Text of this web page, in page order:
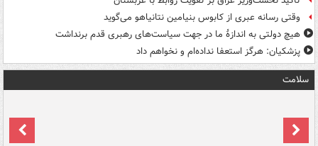
وقتی رسانه عبری از کابوس بنیامین نتانیاهو می‌گوید
هیچ دولتی به اندازۀ ما در جهت سیاست‌های رهبری قدم برنداشت
پزشکیان: هرگز استعفا نداده‌ام و نخواهم داد
سلامت